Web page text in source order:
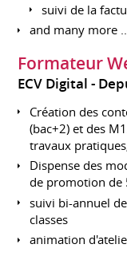
suivi de la
and many more
Formateur
ECV Digital
Création des
(bac+2) et des
travaux
Dispense des
de promotion de
suivi bi-annuel
classes
animation